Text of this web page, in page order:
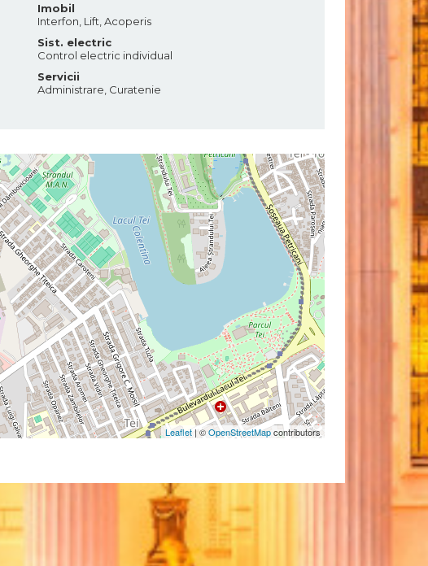
Imobil
Interfon, Lift, Acoperis
Sist. electric
Control electric individual
Servicii
Administrare, Curatenie
Leaflet| ©OpenStreetMapcontributors